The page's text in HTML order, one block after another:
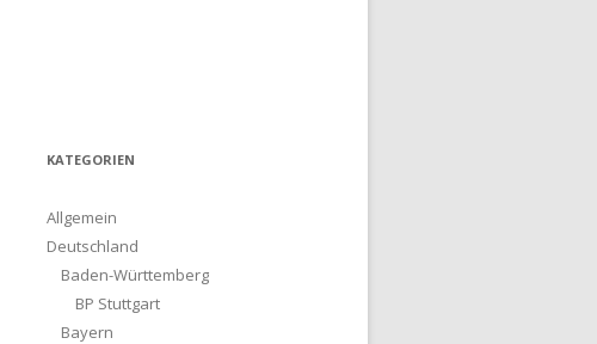
KATEGORIEN
Allgemein
Deutschland
Baden-Württemberg
BP Stuttgart
Bayern